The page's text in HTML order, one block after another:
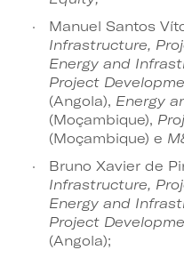
Manuel Santos
Infrastructure,
Energy and
Project
(Angola), Energy
(Moçambique),
(Moçambique) e
Bruno Xavier de
Infrastructure,
Energy and
Project
(Angola);